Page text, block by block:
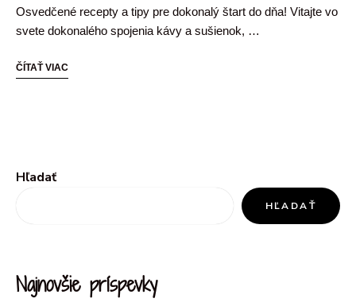
Osvedčené recepty a tipy pre dokonalý štart do dňa! Vitajte vo
svete dokonalého spojenia kávy a sušienok, …
ČÍTAŤ VIAC
Hľadať
HĽADAŤ
Najnovšie príspevky